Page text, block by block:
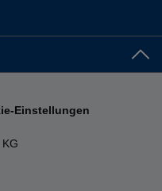
Einstellungen